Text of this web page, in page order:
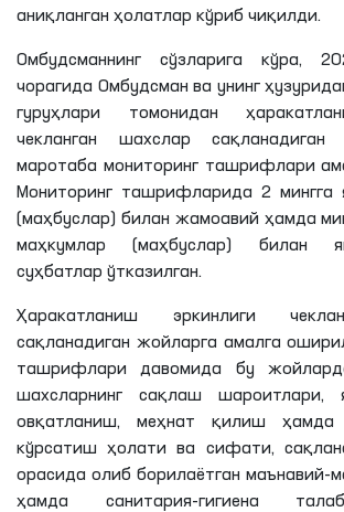
аниқланган ҳолатлар кўриб чиқилди.
Омбудсманнинг сўзларига кўра,
чорагида Омбудсман ва унинг
гуруҳлари томонидан
чекланган шахслар
маротаба мониторинг ташрифлари
Мониторинг ташрифларида 2 мингга
(маҳбуслар) билан жамоавий ҳамда
маҳкумлар (маҳбуслар) билан
суҳбатлар ўтказилган.
Ҳаракатланиш эркинлиги
сақланадиган жойларга амалга
ташрифлари давомида бу
шахсларнинг сақлаш
овқатланиш, меҳнат қилиш
кўрсатиш ҳолати ва сифати,
орасида олиб борилаётган
ҳамда санитария-гигиена